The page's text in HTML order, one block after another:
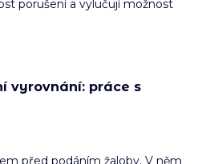
porušení a vylučují možnost
vyrovnání: práce s
před podáním žaloby. V něm